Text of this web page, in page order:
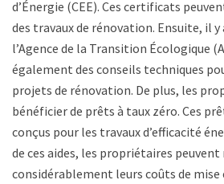
d’Énergie (CEE). Ces certificats
des travaux de rénovation. Ensuite, il y
l’Agence de la Transition Écologique
également des conseils techniques
projets de rénovation. De plus, les
bénéficier de prêts à taux zéro. Ces
conçus pour les travaux d’efficacité
de ces aides, les propriétaires peuvent
considérablement leurs coûts de